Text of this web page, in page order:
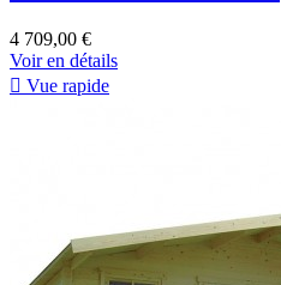
4 709,00 €
Voir en détails
 Vue rapide